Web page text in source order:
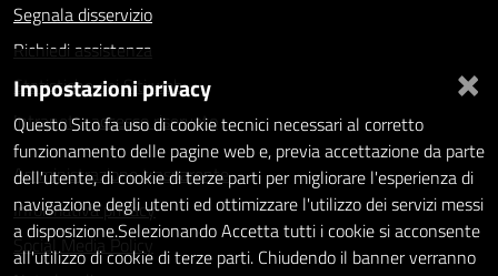
Segnala disservizio
Richiedi assistenza
Statistiche dei Siti web
Intranet - accesso riservato
Amministrazione trasparente
Informativa privacy
Social Media Policy
×
Impostazioni privacy
Questo Sito fa uso di cookie tecnici necessari al corretto
funzionamento delle pagine web e, previa accettazione da parte
dell'utente, di cookie di terze parti per migliorare l'esperienza di
navigazione degli utenti ed ottimizzare l'utilizzo dei servizi messi
a disposizione.Selezionando Accetta tutti i cookie si acconsente
all'utilizzo di cookie di terze parti. Chiudendo il banner verranno